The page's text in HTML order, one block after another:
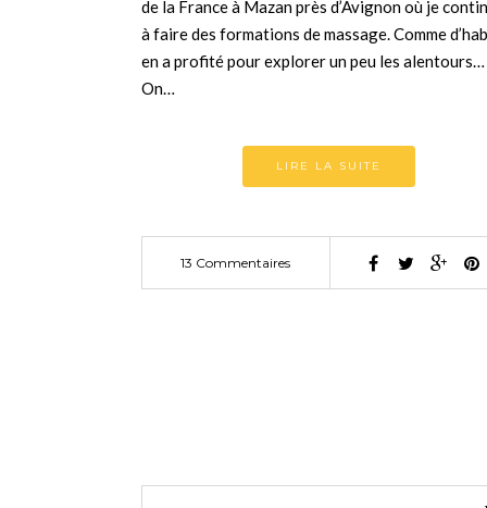
de la France à Mazan près d’Avignon où je
à faire des formations de massage. Comme
en a profité pour explorer un peu les alentours…
On…
LIRE LA SUITE
13 Commentaires